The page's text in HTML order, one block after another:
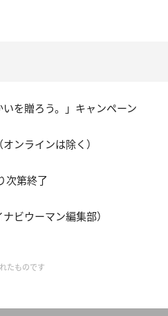
いを贈ろう。」キャンペーン
ンラインは除く）
第終了
ビウーマン編集部）
たものです